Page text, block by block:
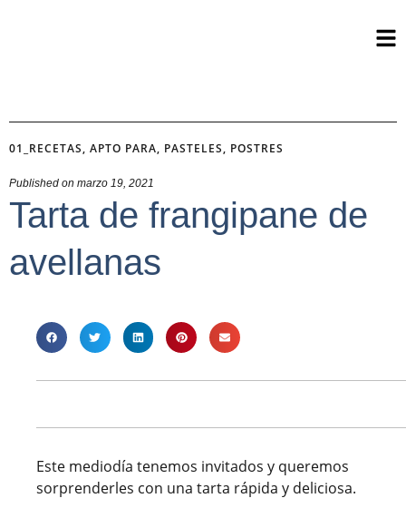
01_RECETAS, APTO PARA, PASTELES, POSTRES
Published on marzo 19, 2021
Tarta de frangipane de
avellanas
Este mediodía tenemos invitados y queremos
sorprenderles con una tarta rápida y deliciosa.